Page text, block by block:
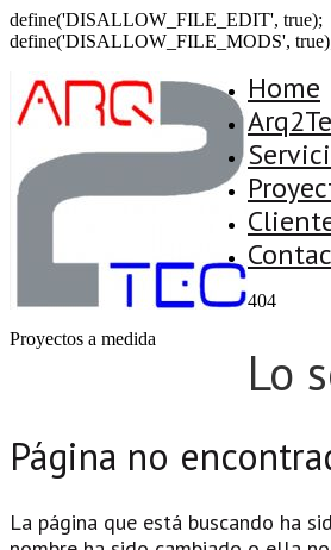
define('DISALLOW_FILE_EDIT', true);
define('DISALLOW_FILE_MODS',
Proyectos a medida
Home
404
Lo
Página no
La página que está buscando ha